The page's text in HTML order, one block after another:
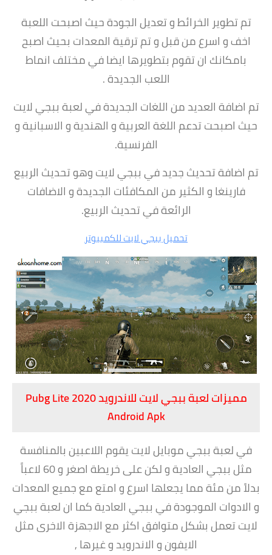
تم تطوير الخرائط و تعديل الجودة حيث اصبحت اللعبة
اخف و اسرع من قبل و تم ترقية المعدات بحيث اصبح
بامكانك ان تقوم بتطويرها ايضا في مختلف انماط
اللعب الجديدة .
تم اضافة العديد من اللغات الجديدة في لعبة ببجي لايت
حيث اصبحت تدعم اللغة العربية و الهندية و الاسبانية و
الفرنسية.
تم اضافة تحديث جديد في ببجي لايت وهو تحديث الربيع
فارينغا و الكثير من المكافئات الجديدة و الاضافات
الرائعة في تحديث الربيع.
تحميل ببجي لايت للكمبيوتر
مميزات لعبة ببجي لايت للاندرويد 2020 Pubg Lite
Android Apk
في لعبة ببجي موبايل لايت يقوم اللاعبين بالمنافسة
مثل ببجي العادية و لكن على خريطة اصغر و 60 لاعباً
بدلاً من مئة مما يجعلها اسرع و امتع مع جميع المعدات
و الادوات الموجودة في ببجي العادية كما ان لعبة ببجي
لايت تعمل بشكل متوافق اكثر مع الاجهزة الاخرى مثل
الايفون و الاندرويد و غيرها ,